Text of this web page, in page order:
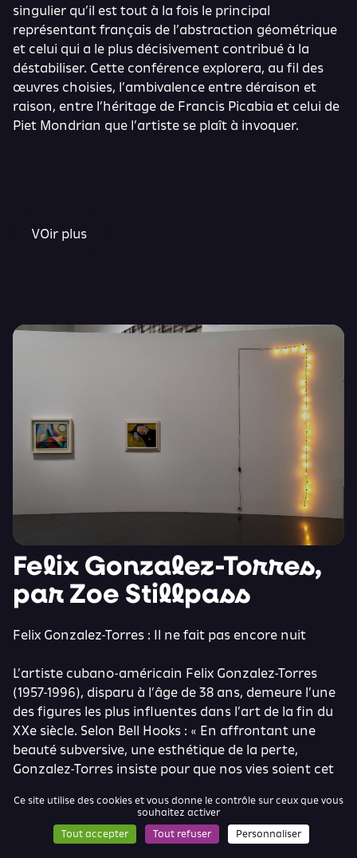
Ce site utilise des cookies et vous donne le contrôle sur ceux que vous
souhaitez activer
Tout accepter
Tout refuser Personnaliser
singulier qu’il est tout à la fois le principal
représentant français de l’abstraction géométrique
et celui qui a le plus décisivement contribué à la
déstabiliser. Cette conférence explorera, au fil des
œuvres choisies, l’ambivalence entre déraison et
raison, entre l’héritage de Francis Picabia et celui de
Piet Mondrian que l’artiste se plaît à invoquer.
VOir plus
Felix Gonzalez-Torres,
par Zoe Stillpass
Felix Gonzalez-Torres : Il ne fait pas encore nuit
L’artiste cubano-américain Felix Gonzalez-Torres
(1957-1996), disparu à l’âge de 38 ans, demeure l’une
des figures les plus influentes dans l’art de la fin du
XXe siècle. Selon Bell Hooks : « En affrontant une
beauté subversive, une esthétique de la perte,
Gonzalez-Torres insiste pour que nos vies soient cet
relations et des interactions humaines crée cette
grâce qui "ne passera jamais dans le néant". » À
partir de Untitled (Last Light) (1993), installation